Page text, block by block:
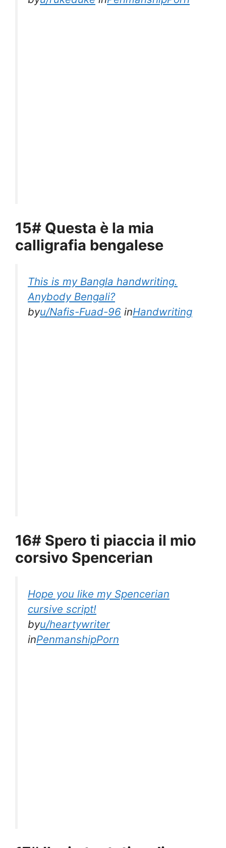
15# Questa è la mia
calligrafia bengalese
This is my Bangla handwriting.
Anybody Bengali?
byu/Nafis-Fuad-96 inHandwriting
16# Spero ti piaccia il mio
corsivo Spencerian
Hope you like my Spencerian
cursive script!
byu/heartywriter
inPenmanshipPorn